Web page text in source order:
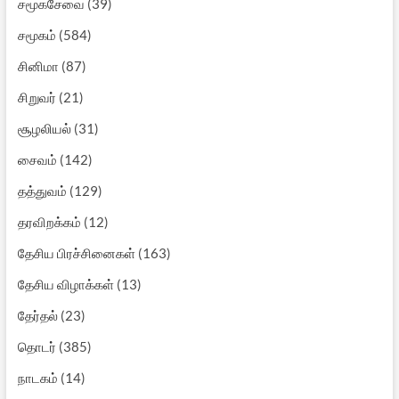
சமூகசேவை (39)
சமூகம் (584)
சினிமா (87)
சிறுவர் (21)
சூழலியல்(31)
சைவம் (142)
தத்துவம் (129)
தரவிறக்கம் (12)
தேசிய பிரச்சினைகள்(163)
தேசிய விழாக்கள்(13)
தேர்தல்(23)
தொடர் (385)
நாடகம் (14)